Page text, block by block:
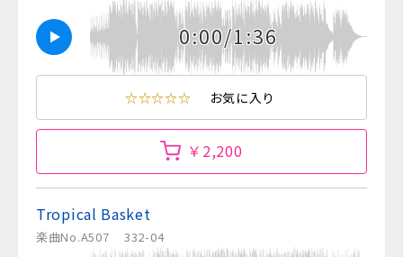
0:00/1:36
☆☆☆☆☆ お気に入り
￥2,200
Tropical Basket
楽曲No.A507 332-04